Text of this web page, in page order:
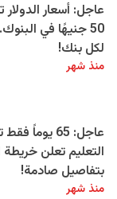
عاجل: أسعار
50 جنيهًا في
لكل بنك!
منذ شهر
عاجل: 65
التعليم تعلن خريطة
بتفاصيل صادمة!
منذ شهر